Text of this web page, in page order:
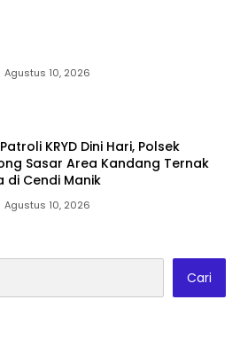
Agustus 10, 2026
KRYD Dini Hari, Polsek
Sasar Area Kandang Ternak
di Cendi Manik
Agustus 10, 2026
Cari